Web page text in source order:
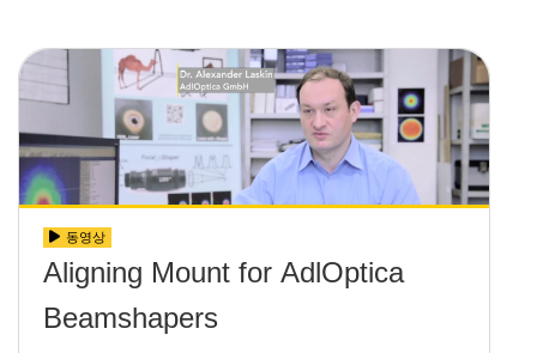
동영상
Aligning Mount for AdlOptica
Beamshapers